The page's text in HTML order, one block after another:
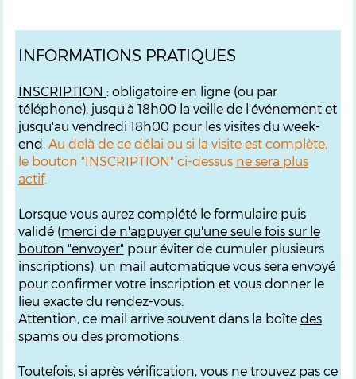
INFORMATIONS PRATIQUES
INSCRIPTION : obligatoire en ligne (ou par
téléphone), jusqu'à 18h00 la veille de l'événement et
jusqu'au vendredi 18h00 pour les visites du week-
end. Au delà de ce délai ou si la visite est complète,
le bouton "INSCRIPTION" ci-dessus ne sera plus
actif.
Lorsque vous aurez complété le formulaire puis
validé (merci de n'appuyer qu'une seule fois sur le
bouton "envoyer" pour éviter de cumuler plusieurs
inscriptions), un mail automatique vous sera envoyé
pour confirmer votre inscription et vous donner le
lieu exacte du rendez-vous.
Attention, ce mail arrive souvent dans la boîte des
spams ou des promotions.
Toutefois, si après vérification, vous ne trouvez pas ce